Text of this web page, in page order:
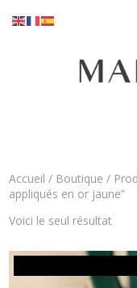
Accueil / Boutique /
appliqués en or jaune”
Voici le seul résultat